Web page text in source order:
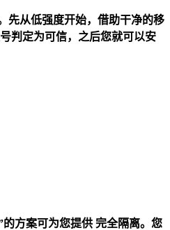
先从低强度开始，借助干净的移
判定为可信，之后您就可以安
的方案可为您提供 完全隔离。您